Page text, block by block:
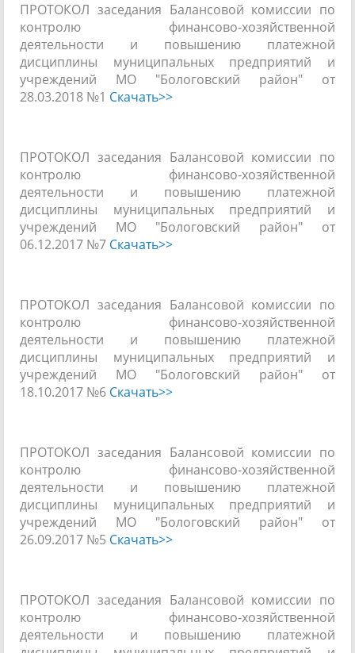
ПРОТОКОЛ заседания Балансовой комиссии по
контролю финансово-хозяйственной
деятельности и повышению платежной
дисциплины муниципальных предприятий и
учреждений МО "Бологовский район" от
28.03.2018 №1 Скачать>>
ПРОТОКОЛ заседания Балансовой комиссии по
контролю финансово-хозяйственной
деятельности и повышению платежной
дисциплины муниципальных предприятий и
учреждений МО "Бологовский район" от
06.12.2017 №7 Скачать>>
ПРОТОКОЛ заседания Балансовой комиссии по
контролю финансово-хозяйственной
деятельности и повышению платежной
дисциплины муниципальных предприятий и
учреждений МО "Бологовский район" от
18.10.2017 №6 Скачать>>
ПРОТОКОЛ заседания Балансовой комиссии по
контролю финансово-хозяйственной
деятельности и повышению платежной
дисциплины муниципальных предприятий и
учреждений МО "Бологовский район" от
26.09.2017 №5 Скачать>>
ПРОТОКОЛ заседания Балансовой комиссии по
контролю финансово-хозяйственной
деятельности и повышению платежной